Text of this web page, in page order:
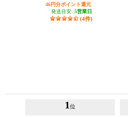
46円分ポイント還元
発送目安: 5営業日
(4件)
1 位